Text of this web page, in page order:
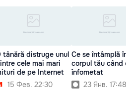
tânără distruge unul
cele mai mari
de pe Internet
15 Фев. 22:30
Ce se întâmplă în
corpul tău când
înfometat
23 Янв. 17:48